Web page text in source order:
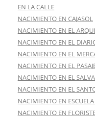
EN LA CALLE
NACIMIENTO EN CAJASOL
NACIMIENTO EN EL
NACIMIENTO EN EL
NACIMIENTO EN EL
NACIMIENTO EN EL
NACIMIENTO EN EL
NACIMIENTO EN EL
NACIMIENTO EN
NACIMIENTO EN